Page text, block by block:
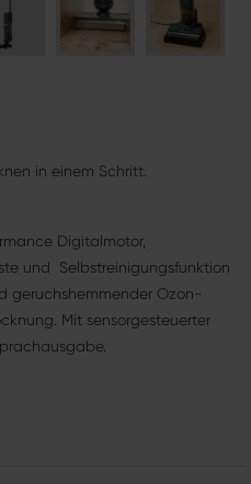
in einem Schritt.
Digitalmotor,
und Selbstreinigungsfunktion
geruchshemmender Ozon-
Mit sensorgesteuerter